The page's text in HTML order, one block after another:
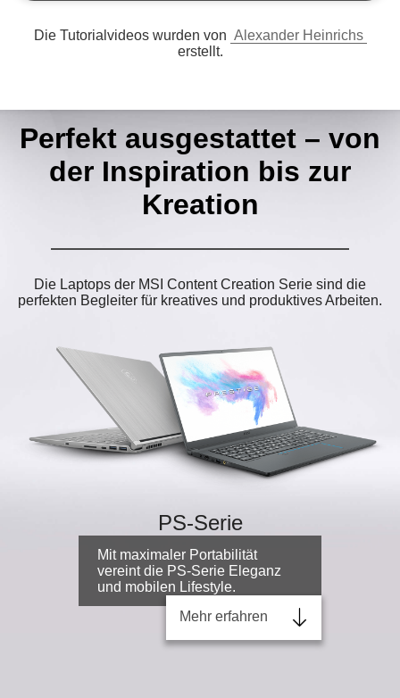
Die Tutorialvideos wurden von Alexander Heinrichs
erstellt.
Perfekt ausgestattet – von
der Inspiration bis zur
Kreation
Die Laptops der MSI Content Creation Serie sind die
perfekten Begleiter für kreatives und produktives Arbeiten.
PS-Serie
Mit maximaler Portabilität
vereint die PS-Serie Eleganz
und mobilen Lifestyle.
Mehr erfahren